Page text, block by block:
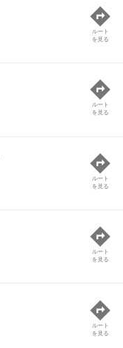
ルート
を見る
ルート
を見る
ルート
を見る
ルート
を見る
ルート
を見る